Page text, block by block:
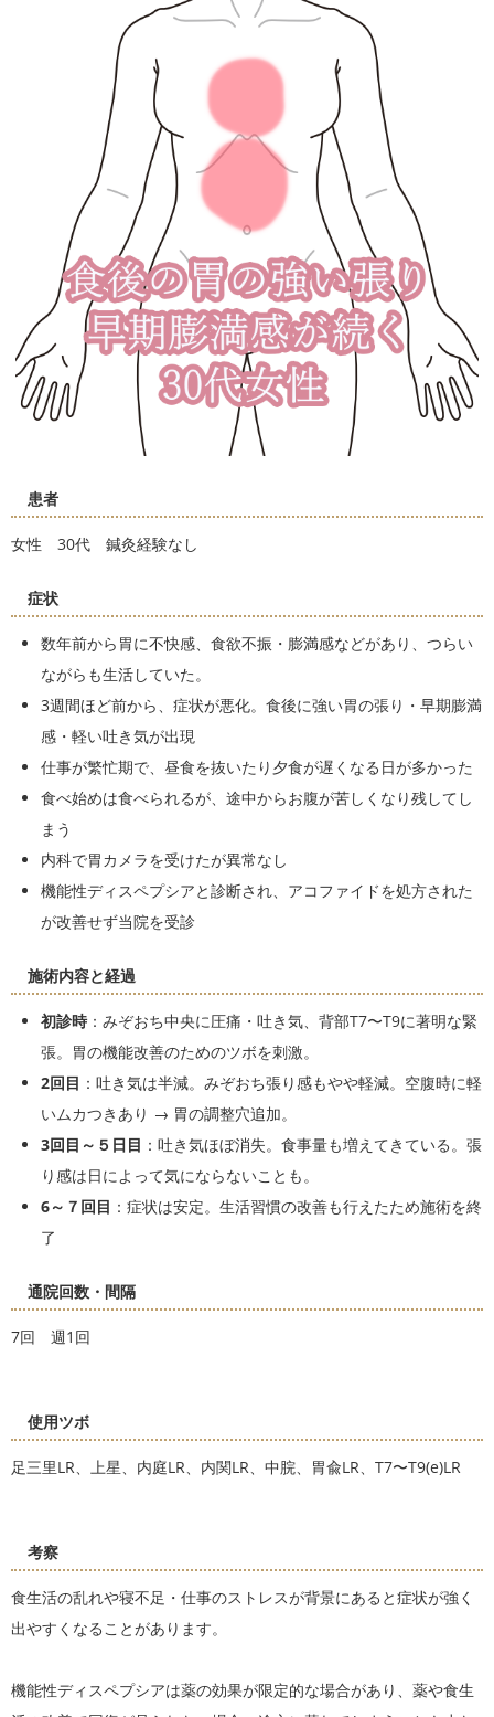
患者
女性 30代 鍼灸経験なし
症状
数年前から胃に不快感、食欲不振・膨満感などがあり、つらい
ながらも生活していた。
3週間ほど前から、症状が悪化。食後に強い胃の張り・早期膨満
感・軽い吐き気が出現
仕事が繁忙期で、昼食を抜いたり夕食が遅くなる日が多かった
食べ始めは食べられるが、途中からお腹が苦しくなり残してし
まう
内科で胃カメラを受けたが異常なし
機能性ディスペプシアと診断され、アコファイドを処方された
が改善せず当院を受診
施術内容と経過
初診時：みぞおち中央に圧痛・吐き気、背部T7〜T9に著明な緊
張。胃の機能改善のためのツボを刺激。
2回目 ：吐き気は半減。みぞおち張り感もやや軽減。空腹時に軽
いムカつきあり → 胃の調整穴追加。
3回目～５日目 ：吐き気ほぼ消失。食事量も増えてきている。張
り感は日によって気にならないことも。
6～７回目 ：症状は安定。生活習慣の改善も行えたため施術を終
了
通院回数・間隔
7回 週1回
使用ツボ
足三里LR、上星、内庭LR、内関LR、中脘、胃兪LR、T7〜T9(e)LR
考察
食生活の乱れや寝不足・仕事のストレスが背景にあると症状が強く
出やすくなることがあります。
機能性ディスペプシアは薬の効果が限定的な場合があり、薬や食生